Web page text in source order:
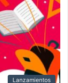
Lanzamientos